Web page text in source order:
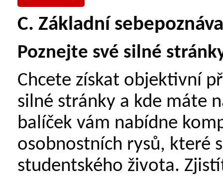
C. Základní
Poznejte své silné
Chcete získat objektivní
silné stránky a kde máte
balíček vám nabídne
osobnostních rysů, které
studentského života.